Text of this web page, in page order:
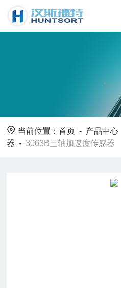
当前位置：首页 - 产品中心
器 -3063B三轴加速度传感器